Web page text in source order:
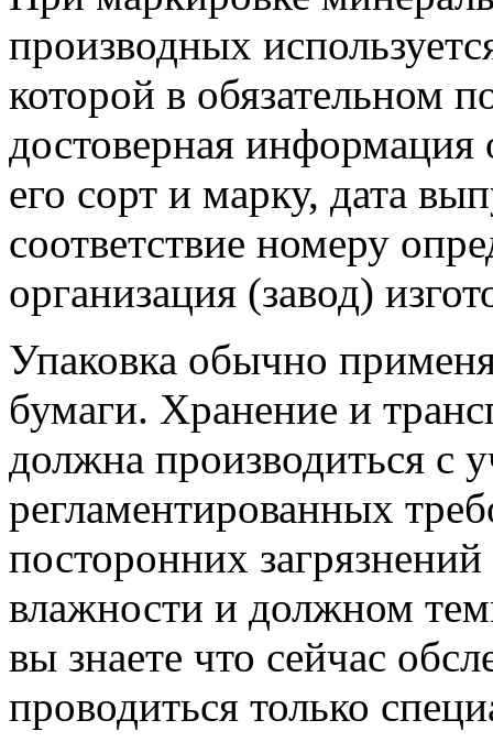
производных
которой в обязательном
достоверная информация
его сорт и марку, дата
соответствие номеру
организация (завод)
Упаковка обычно
бумаги. Хранение и
должна производиться с
регламентированных
посторонних
влажности и должном
вы знаете что сейчас
проводиться только